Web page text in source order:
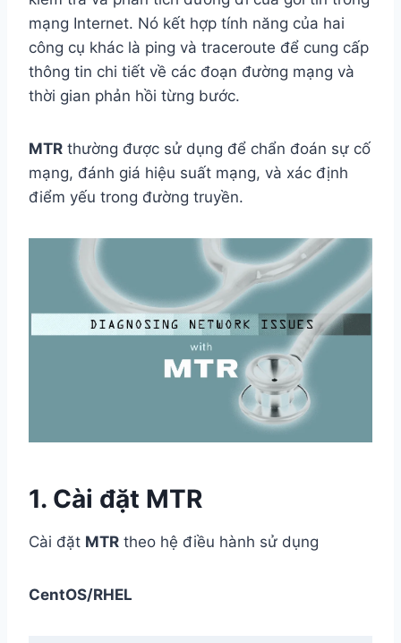
mạng Internet. Nó kết hợp tính năng của hai
công cụ khác là ping và traceroute để cung cấp
thông tin chi tiết về các đoạn đường mạng và
thời gian phản hồi từng bước.
MTR thường được sử dụng để chẩn đoán sự cố
mạng, đánh giá hiệu suất mạng, và xác định
điểm yếu trong đường truyền.
1. Cài đặt MTR
Cài đặt MTR theo hệ điều hành sử dụng
CentOS/RHEL